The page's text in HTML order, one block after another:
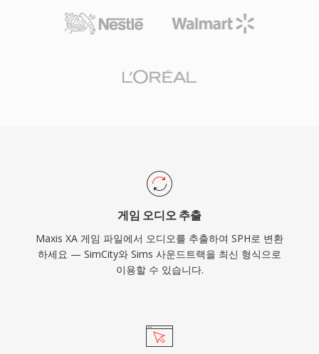
게임 오디오 추출
Maxis XA 게임 파일에서 오디오를 추출하여 SPH로 변환
하세요 — SimCity와 Sims 사운드트랙을 최신 형식으로
이용할 수 있습니다.